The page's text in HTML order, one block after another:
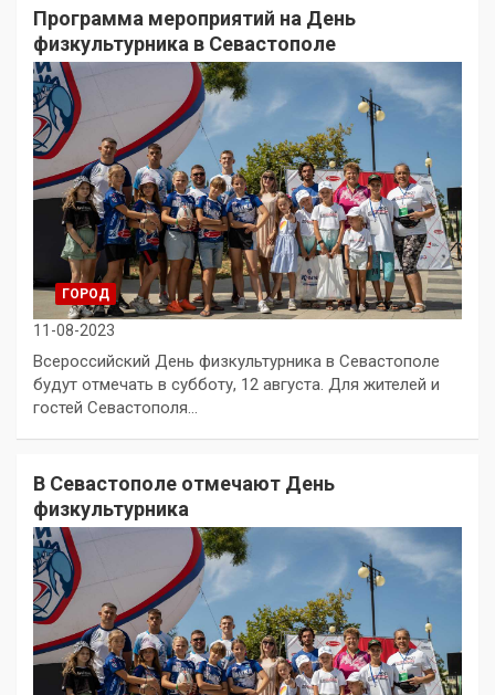
Программа мероприятий на День
физкультурника в Севастополе
ГОРОД
11-08-2023
Всероссийский День физкультурника в Севастополе
будут отмечать в субботу, 12 августа. Для жителей и
гостей Севастополя…
В Севастополе отмечают День
физкультурника